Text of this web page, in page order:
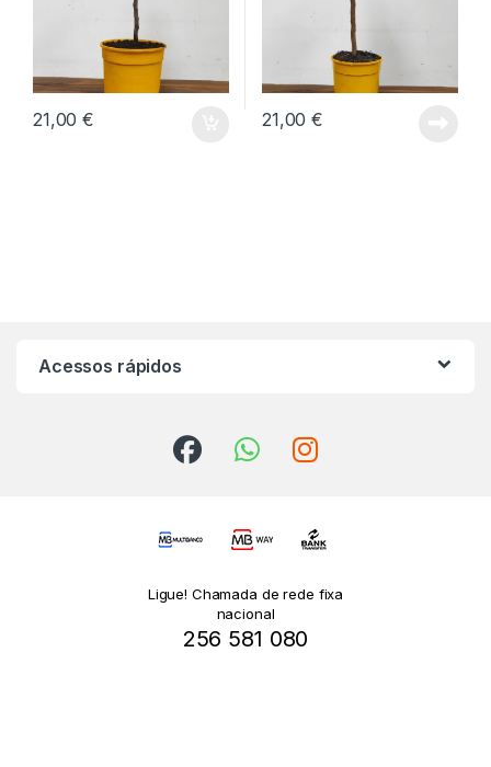
21,00€ 21,00€
Acessos rápidos
Ligue! Chamada de rede fixa
nacional
256 581 080